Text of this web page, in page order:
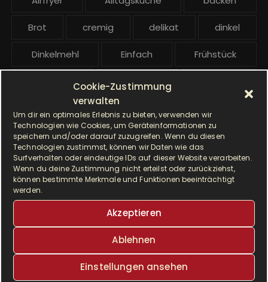
Cookie-Zustimmung
verwalten
Um dir ein optimales Erlebnis zu bieten, verwenden wir
Technologien wie Cookies, um Geräteinformationen zu
speichern und/oder darauf zuzugreifen. Wenn du diesen
Technologien zustimmst, können wir Daten wie das
Surfverhalten oder eindeutige IDs auf dieser Website verarbeiten.
Wenn du deine Zustimmung nicht erteilst oder zurückziehst,
können bestimmte Merkmale und Funktionen beeinträchtigt
werden.
Akzeptieren
Ablehnen
Einstellungen ansehen
g
Brot cremig delikat dinkel
Dinkelmehl Einfach Frühstück
gesund
Hauptgericht
HP5031 HP 5031
I Prep & Cook Gourmet kochen
Krups
Krups Prep & Cook
Krups Prep & Cook Rezepte
Krups Prep and Cook